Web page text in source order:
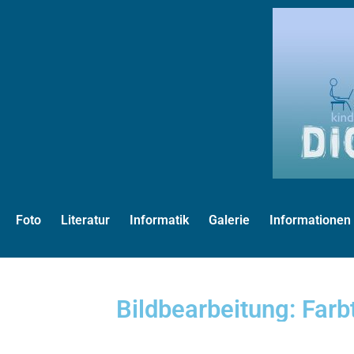
Foto Literatur Informatik Galerie Informationen
Bildbearbeitung: